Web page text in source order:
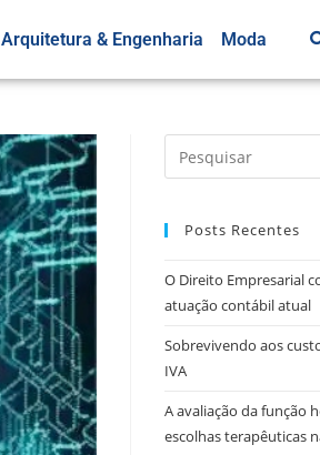
Arquitetura & Engenharia Moda
Posts Recentes
O Direito Empresarial
atuação contábil atual
Sobrevivendo aos
IVA
A avaliação da função
escolhas terapêuticas